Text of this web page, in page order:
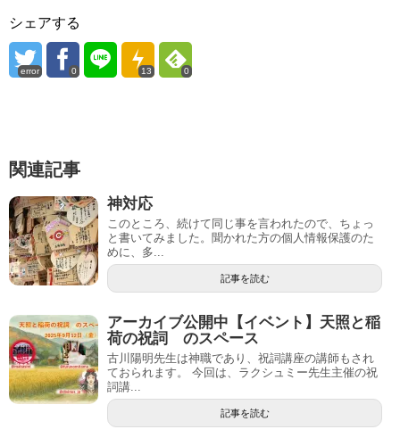
シェアする
error 0 13 0
関連記事
神対応
このところ、続けて同じ事を言われたので、ちょっ
と書いてみました。聞かれた方の個人情報保護のた
めに、多...
記事を読む
アーカイブ公開中【イベント】天照と稲
荷の祝詞 のスペース
古川陽明先生は神職であり、祝詞講座の講師もされ
ておられます。 今回は、ラクシュミー先生主催の祝
詞講...
記事を読む